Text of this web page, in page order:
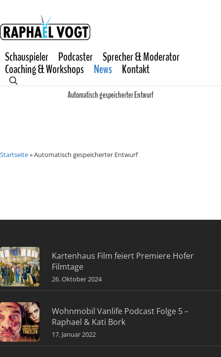
content
Schauspieler Podcaster Sprecher & Moderator
Coaching & Workshops News Kontakt
Automatisch gespeicherter Entwurf
Startseite»Automatisch gespeicherter Entwurf
Kartenhaus Film feiert Premiere Hofer
Filmtage
26. Oktober 2024
Wohnmobil Vanlife Podcast Folge 5 –
Raphael & Kati Bork
17. Januar 2022